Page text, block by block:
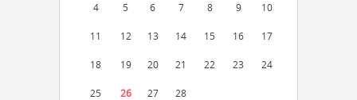
4 5 6 7 8 9 10
11 12 13 14 15 16 17
18 19 20 21 22 23 24
25 26 27 28